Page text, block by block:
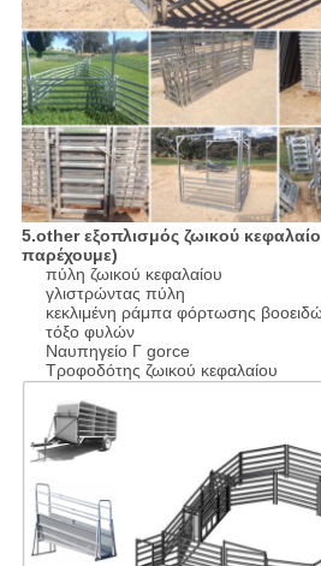
5.other εξοπλισμός ζωικού
παρέχουμε)
πύλη ζωικού κεφαλαίου
γλιστρώντας πύλη
κεκλιμένη ράμπα φόρτωσης
τόξο φυλών
Ναυπηγείο Γ gorce
Τροφοδότης ζωικού κεφαλαίου